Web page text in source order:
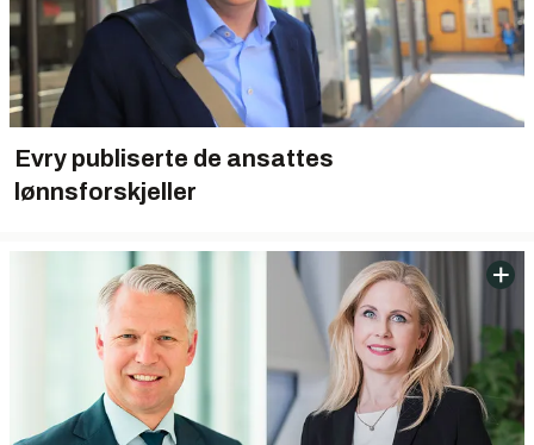
Evry publiserte de ansattes
lønnsforskjeller